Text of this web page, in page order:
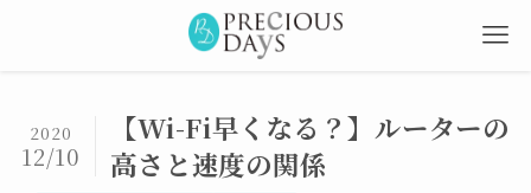
【Wi-Fi早くなる？】ルーターの
高さと速度の関係
2020
12/10